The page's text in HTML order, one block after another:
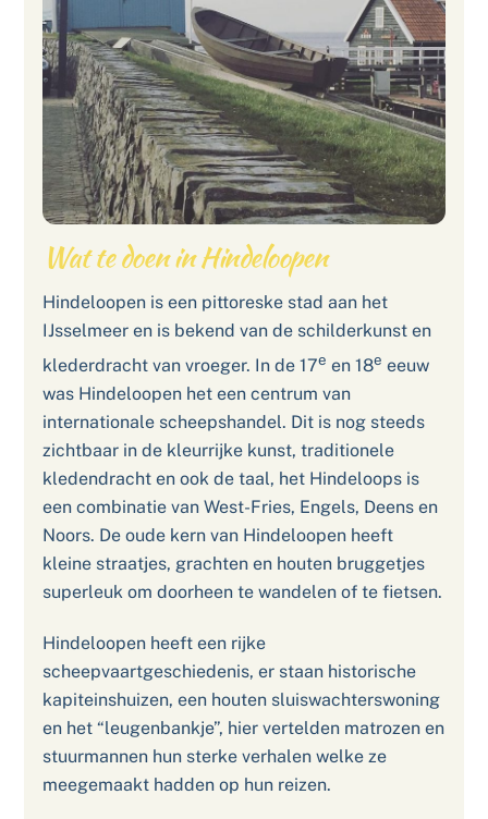
Wat te doen in Hindeloopen
Hindeloopen is een pittoreske stad aan het
IJsselmeer en is bekend van de schilderkunst en
klederdracht van vroeger. In de 17e en 18e eeuw
was Hindeloopen het een centrum van
internationale scheepshandel. Dit is nog steeds
zichtbaar in de kleurrijke kunst, traditionele
kledendracht en ook de taal, het Hindeloops is
een combinatie van West-Fries, Engels, Deens en
Noors. De oude kern van Hindeloopen heeft
kleine straatjes, grachten en houten bruggetjes
superleuk om doorheen te wandelen of te fietsen.
Hindeloopen heeft een rijke
scheepvaartgeschiedenis, er staan historische
kapiteinshuizen, een houten sluiswachterswoning
en het “leugenbankje”, hier vertelden matrozen en
stuurmannen hun sterke verhalen welke ze
meegemaakt hadden op hun reizen.